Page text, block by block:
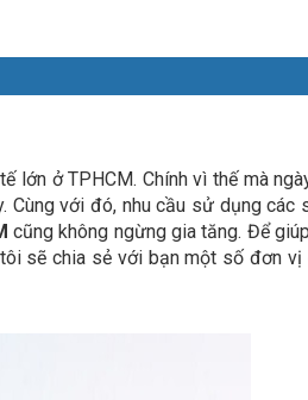
lớn ở TPHCM. Chính vì thế mà
Cùng với đó, nhu cầu sử dụng các
cũng không ngừng gia tăng. Để
sẽ chia sẻ với bạn một số đơn vị